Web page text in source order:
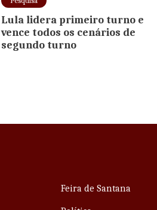
Lula lidera primeiro turno e
vence todos os cenários de
segundo turno
Feira de Santana